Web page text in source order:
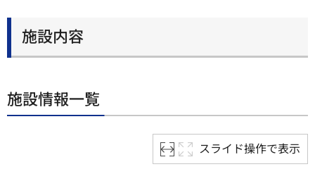
施設内容
施設情報一覧
スライド操作で表示